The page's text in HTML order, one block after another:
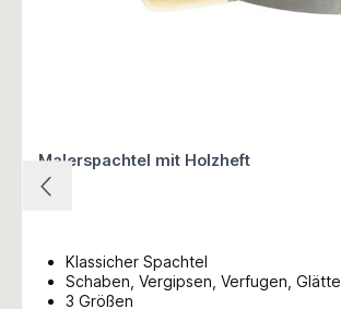
Malerspachtel mit Holzheft
Klassicher Spachtel
Schaben, Vergipsen, Verfugen,
3 Größen